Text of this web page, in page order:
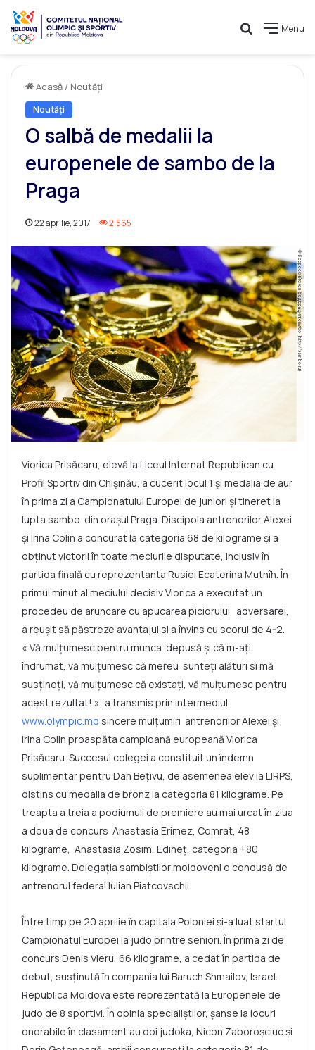
Menu
Caută
Acasă / Noutăți
Noutăți
O salbă de medalii la
europenele de sambo de la
Praga
22 aprilie, 2017 2.565
Viorica Prisăcaru, elevă la Liceul Internat Republican cu
Profil Sportiv din Chișinău, a cucerit locul 1 și medalia de aur
în prima zi a Campionatului Europei de juniori și tineret la
lupta sambo din orașul Praga. Discipola antrenorilor Alexei
și Irina Colin a concurat la categoria 68 de kilograme și a
obținut victorii în toate meciurile disputate, inclusiv în
partida finală cu reprezentanta Rusiei Ecaterina Mutnîh.În
primul minut al meciului decisiv Viorica a executat un
procedeu de aruncare cu apucarea piciorului adversarei,
a reușit să păstreze avantajul si a învins cu scorul de 4-2.
« Vă mulțumesc pentru munca depusă și că m-ați
îndrumat, vă mulțumesc că mereu sunteți alături si mă
susțineți, vă mulțumesc că existați, vă mulțumesc pentru
acest rezultat! », a transmis prin intermediul
www.olympic.md sincere mulțumiri antrenorilor Alexei și
Irina Colin proaspăta campioană europeană Viorica
Prisăcaru. Succesul colegei a constituit un îndemn
suplimentar pentru Dan Bețivu, de asemenea elev la LIRPS,
distins cu medalia de bronz la categoria 81 kilograme. Pe
treapta a treia a podiumuli de premiere au mai urcat în ziua
a doua de concurs Anastasia Erimez, Comrat, 48
kilograme, Anastasia Zosim, Edineț, categoria +80
kilograme. Delegația sambiștilor moldoveni e condusă de
antrenorul federal Iulian Piatcovschii.
Între timp pe 20 aprilie în capitala Poloniei și-a luat startul
Campionatul Europei la judo printre seniori. În prima zi de
concurs Denis Vieru, 66 kilograme, a cedat în partida de
debut, susținută în compania lui Baruch Shmailov, Israel.
Republica Moldova este reprezentată la Europenele de
judo de 8 sportivi. În opinia specialiștilor, șanse la locuri
onorabile în clasament au doi judoka, Nicon Zaboroșciuc și